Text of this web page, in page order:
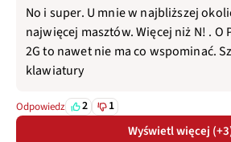
No i super. U mnie w najbliższej
najwięcej masztów. Więcej niż N! . O
2G to nawet nie ma co wspominać.
klawiatury
Odpowiedz 2 1
Wyświetl więcej